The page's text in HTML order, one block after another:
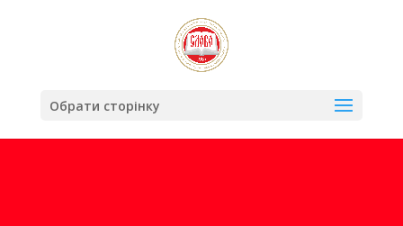
Обрати сторінку